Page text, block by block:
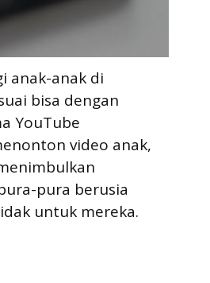
anak-anak di
bisa dengan
YouTube
video anak,
pura berusia
untuk mereka.